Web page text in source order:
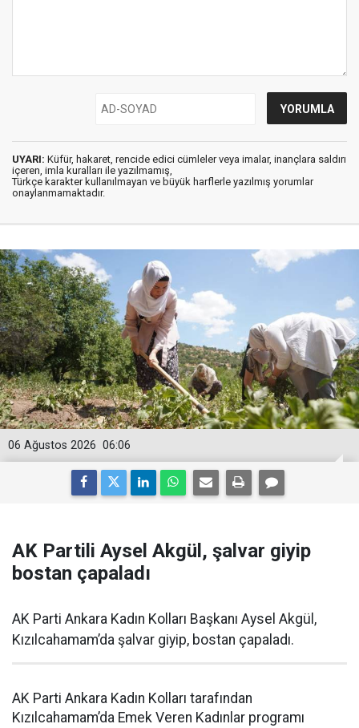
UYARI: Küfür, hakaret, rencide edici cümleler veya imalar, inançlara saldırı
içeren, imla kuralları ile yazılmamış,
Türkçe karakter kullanılmayan ve büyük harflerle yazılmış yorumlar
onaylanmamaktadır.
06:06
06 Ağustos 2026
AK Partili Aysel Akgül, şalvar giyip
bostan çapaladı
AK Parti Ankara Kadın Kolları Başkanı Aysel Akgül,
Kızılcahamam’da şalvar giyip, bostan çapaladı.
AK Parti Ankara Kadın Kolları tarafından
Kızılcahamam’da Emek Veren Kadınlar programı